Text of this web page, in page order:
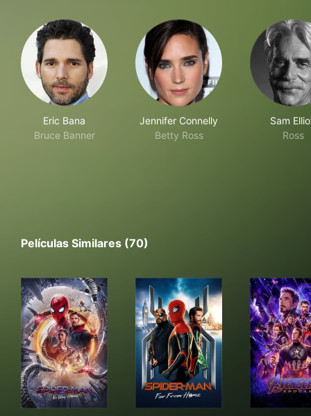
Eric Bana
Bruce Banner
Jennifer Connelly
Betty Ross
Sam
Ross
Películas Similares (70)